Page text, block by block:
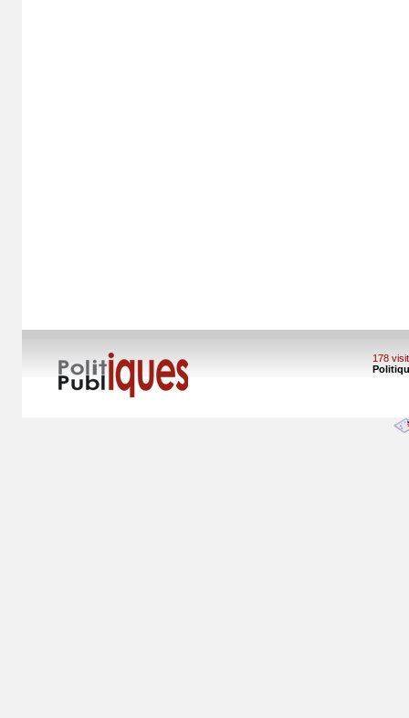
178